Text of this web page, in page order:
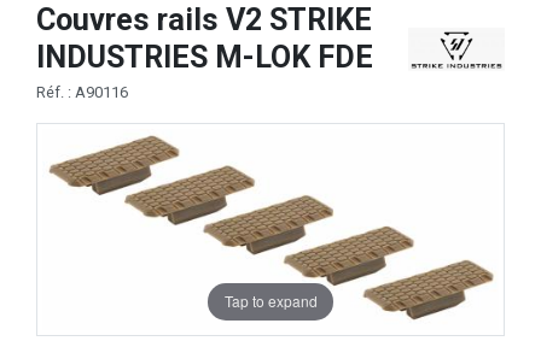
Couvres rails V2 STRIKE
INDUSTRIES M-LOK FDE
Réf. : A90116
Tap to expand